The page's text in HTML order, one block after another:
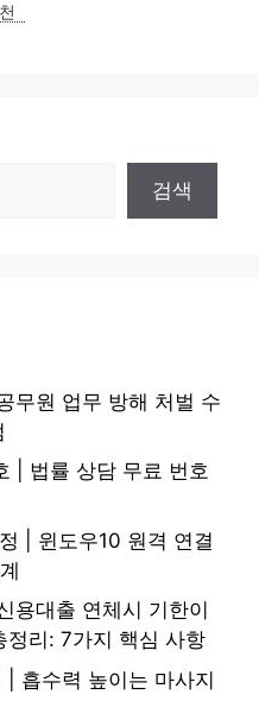
검색
무원 업무 방해 처벌 수
| 법률 상담 무료 번호
| 윈도우10 원격 연결
용대출 연체시 기한이
정리: 7가지 핵심 사항
흡수력 높이는 마사지